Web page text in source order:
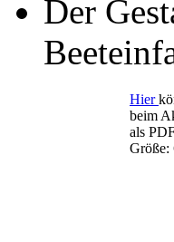
Der
Hier
beim
als
Größe: